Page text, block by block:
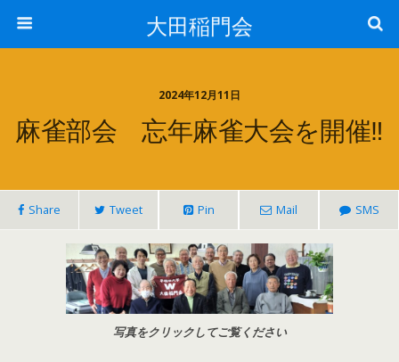
大田稲門会
2024年12月11日
麻雀部会 忘年麻雀大会を開催‼
Share Tweet Pin Mail SMS
写真をクリックしてご覧ください